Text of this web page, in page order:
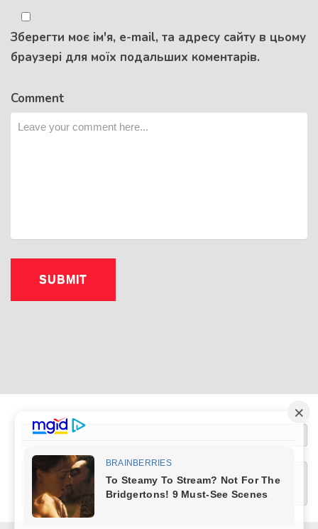
Зберегти моє ім'я, e-mail, та адресу сайту в цьому
браузері для моїх подальших коментарів.
Comment
[wptelegram-join-channel link="https://t.me/+XlRMybUOlQUwZDUy" text="Join